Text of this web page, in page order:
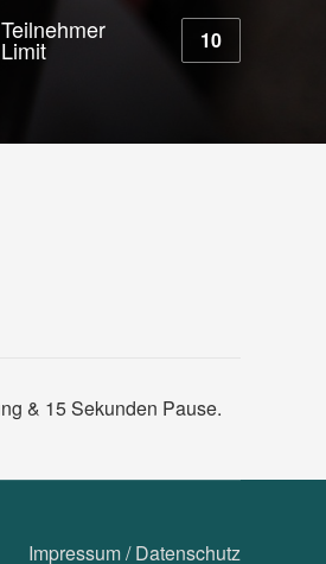
Teilnehmer
Limit 10
& 15 Sekunden Pause.
Impressum/Datenschutz